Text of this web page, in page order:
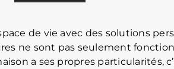
de vie avec des solutions
ne sont pas seulement
a ses propres particularités,